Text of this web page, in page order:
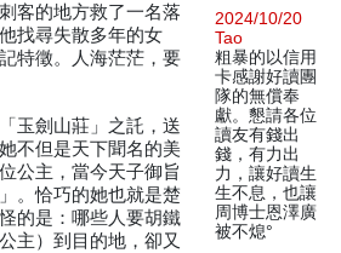
客的地方救了一名落
找尋失散多年的女
特徵。人海茫茫，要
玉劍山莊」之託，送
不但是天下聞名的美
公主，當今天子御旨
。恰巧的她也就是楚
的是：哪些人要胡鐵
主）到目的地，卻又
2024/10/20
Tao
粗暴的以信用
卡感謝好讀團
隊的無償奉
獻。懇請各位
讀友有錢出
錢，有力出
力，讓好讀生
生不息，也讓
周博士恩澤廣
被不熄°